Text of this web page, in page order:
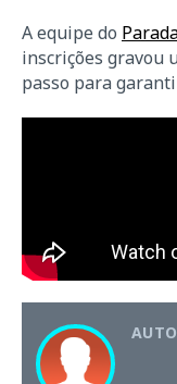
A equipe do
inscrições gravou
passo para